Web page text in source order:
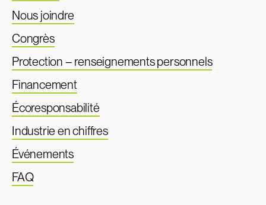
Nous joindre
Congrès
Protection – renseignements personnels
Financement
Écoresponsabilité
Industrie en chiffres
Événements
FAQ